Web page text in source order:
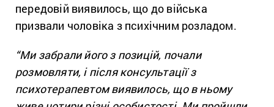
передовій виявилось, що до війська
призвали чоловіка з психічним розладом.
“Ми забрали його з позицій, почали
розмовляти, і після консультації з
психотерапевтом виявилось, що в ньому